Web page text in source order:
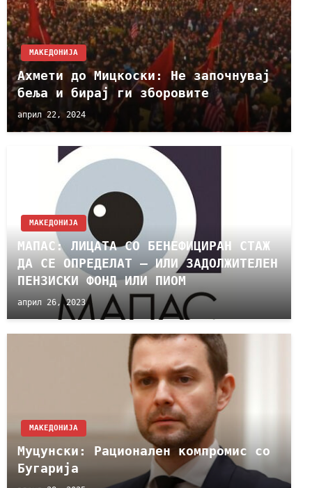
МАКЕДОНИЈА
Ахмети до Мицкоски: Не започнувај
беља и бирај ги зборовите
април 22, 2024
МАКЕДОНИЈА
МАПАС: ЛИЦАТА СО БЕНЕФИЦИРАН СТАЖ
ДА СЕ ОПРЕДЕЛАТ – ИЛИ ЗАДОЛЖИТЕЛЕН
ПЕНЗИСКИ ФОНД ИЛИ ПИОМ
април 26, 2023
МАКЕДОНИЈА
Муцунски: Рационален компромис со
Бугарија